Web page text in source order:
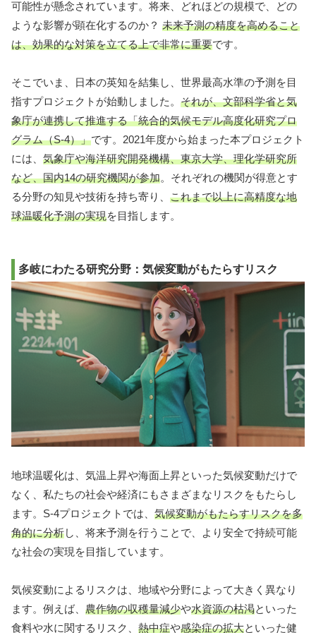
可能性が懸念されています。将来、どれほどの規模で、どの
ような影響が顕在化するのか？ 未来予測の精度を高めること
は、効果的な対策を立てる上で非常に重要です。
そこでいま、日本の英知を結集し、世界最高水準の予測を目
指すプロジェクトが始動しました。 それが、文部科学省と気
象庁が連携して推進する「統合的気候モデル高度化研究プロ
グラム（S-4）」です。2021年度から始まった本プロジェクト
には、 気象庁や海洋研究開発機構、東京大学、理化学研究所
など、国内14の研究機関が参加。それぞれの機関が得意とす
る分野の知見や技術を持ち寄り、 これまで以上に高精度な地
球温暖化予測の実現を目指します。
多岐にわたる研究分野：気候変動がもたらすリスク
地球温暖化は、気温上昇や海面上昇といった気候変動だけで
なく、私たちの社会や経済にもさまざまなリスクをもたらし
ます。S-4プロジェクトでは、 気候変動がもたらすリスクを多
角的に分析し、将来予測を行うことで、より安全で持続可能
な社会の実現を目指しています。
気候変動によるリスクは、地域や分野によって大きく異なり
ます。例えば、 農作物の収穫量減少や水資源の枯渇といった
食料や水に関するリスク、 熱中症や感染症の拡大といった健